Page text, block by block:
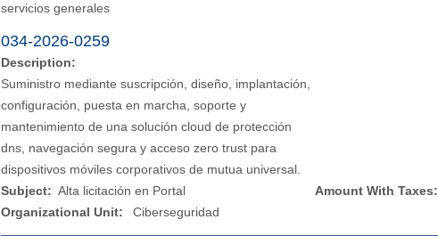
servicios generales
034-2026-0259
Description:
Suministro mediante suscripción, diseño, implantación,
configuración, puesta en marcha, soporte y
mantenimiento de una solución cloud de protección
dns, navegación segura y acceso zero trust para
dispositivos móviles corporativos de mutua universal.
Subject: Alta licitación en Portal Amount With Taxes:
Organizational Unit:
Ciberseguridad